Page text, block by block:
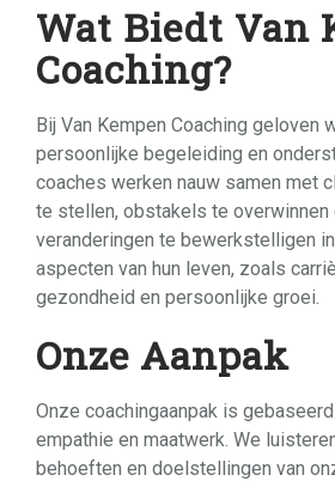
Wat Biedt Van
Coaching?
Bij Van Kempen Coaching geloven
persoonlijke begeleiding en
coaches werken nauw samen met
te stellen, obstakels te
veranderingen te bewerkstelligen
aspecten van hun leven, zoals
gezondheid en persoonlijke groei.
Onze Aanpak
Onze coachingaanpak is
empathie en maatwerk. We
behoeften en doelstellingen van